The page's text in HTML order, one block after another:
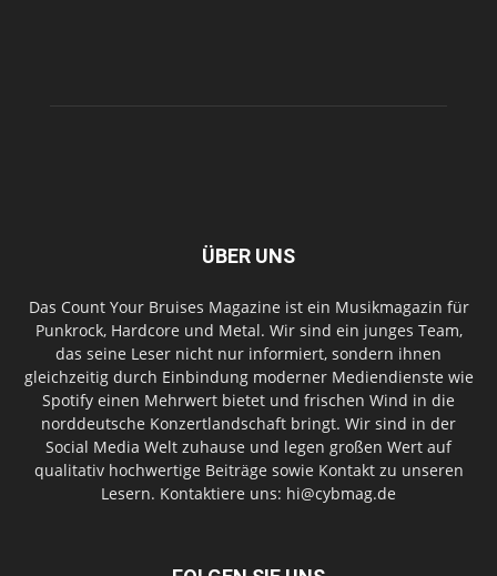
ÜBER UNS
Das Count Your Bruises Magazine ist ein Musikmagazin für
Punkrock, Hardcore und Metal. Wir sind ein junges Team,
das seine Leser nicht nur informiert, sondern ihnen
gleichzeitig durch Einbindung moderner Mediendienste wie
Spotify einen Mehrwert bietet und frischen Wind in die
norddeutsche Konzertlandschaft bringt. Wir sind in der
Social Media Welt zuhause und legen großen Wert auf
qualitativ hochwertige Beiträge sowie Kontakt zu unseren
Lesern. Kontaktiere uns: hi@cybmag.de